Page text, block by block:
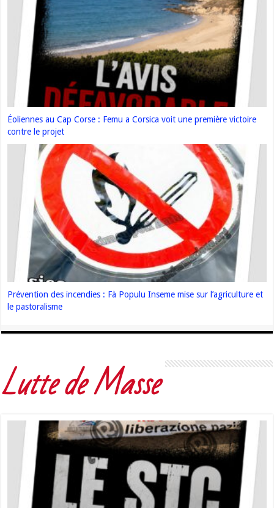
Éoliennes au Cap Corse : Femu a Corsica voit une première victoire
contre le projet
Prévention des incendies : Fà Populu Inseme mise sur l’agriculture et
le pastoralisme
Lutte de Masse